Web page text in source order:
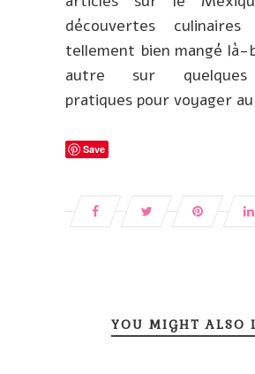
découvertes
tellement bien mangé là-
autre sur quelques
pratiques pour voyager
Save
YOU MIGHT ALSO